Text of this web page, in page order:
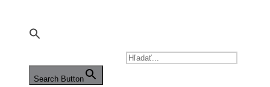
Search Button